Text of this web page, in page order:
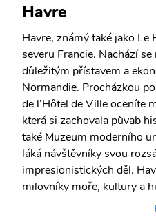
Havre
Havre, známý také jako
severu Francie. Nachází
důležitým přístavem a
Normandie. Procházkou
de l’Hôtel de Ville oceníte
která si zachovala půvab
také Muzeum moderního
láká návštěvníky svou
impresionistických děl.
milovníky moře, kultury a